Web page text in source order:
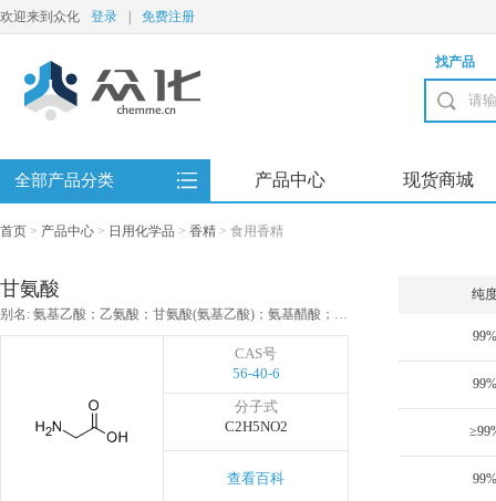
欢迎来到众化 登录 免费注册
找产品
全部产品分类 产品中心 现货商城
首页 > 产品中心 > 日用化学品 > 香精 > 食用香精
甘氨酸
别名: 氨基乙酸；乙氨酸；甘氨酸(氨基乙酸)；氨基醋酸；氨基乙酸(医药级)；甘氨酸(医药级)；胶糖；氨基乙酸 食品级
CAS号
56-40-6
分子式
C2H5NO2
查看百科
纯
99%
99%
99%